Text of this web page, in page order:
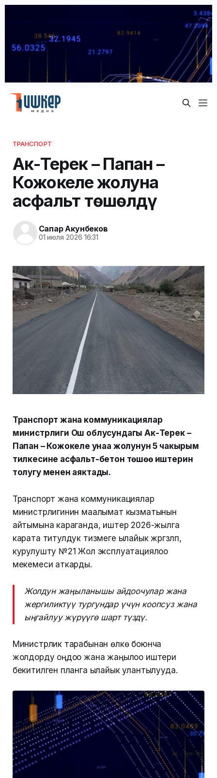
ТРАНСПОРТ
Ак-Терек – Папан –
Кожокелең жолуна
асфальт төшөлдү
Сапар Акунбеков
01 июля 2026 16:31
Транспорт жана коммуникациялар
министрлиги Ош облусундагы Ак-Терек –
Папан – Кожокелең унаа жолунун 5 чакырым
тилкесине асфальт-бетон төшөө иштерин
толугу менен аяктады.
Транспорт жана коммуникациялар
министрлигинин маалымат кызматынын
айтымына караганда, иштер 2026-жылга
карата титулдук тизмеге ылайык жүргүзүлүп,
курулушту №21 Жол эксплуатациялоо
мекемеси аткарды.
Жолдун жаңыланышы айдоочулар жана
жергиликтүү тургундар үчүн коопсуз жана
ыңгайлуу жүрүүгө шарт түздү.
Министрлик тарабынан өлкө боюнча
жолдорду оңдоо жана жаңылоо иштери
бекитилген планга ылайык улантылууда.